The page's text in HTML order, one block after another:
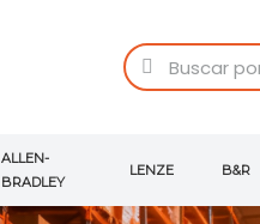
ALLEN-
BRADLEY
LENZE B&R